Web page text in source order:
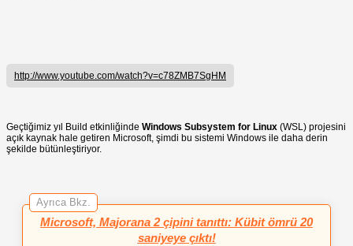
http://www.youtube.com/watch?v=c78ZMB7SgHM
Geçtiğimiz yıl Build etkinliğinde Windows Subsystem for Linux (WSL) projesini
açık kaynak hale getiren Microsoft, şimdi bu sistemi Windows ile daha derin
şekilde bütünleştiriyor.
Ayrıca Bkz.
Microsoft, Majorana 2 çipini tanıttı: Kübit ömrü 20
saniyeye çıktı!